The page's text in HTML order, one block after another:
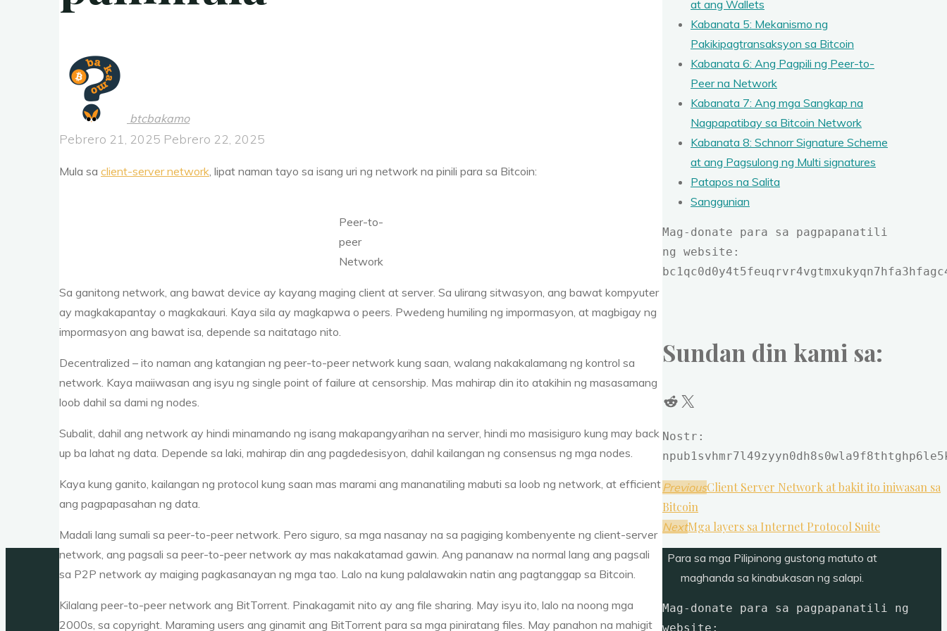
btcbakamo
Pebrero 21, 2025 Pebrero 22, 2025
Mula sa client-server network , lipat naman tayo sa isang uri ng network na pinili para sa Bitcoin:
Peer-to-
peer
Network
Sa ganitong network, ang bawat device ay kayang maging client at server. Sa ulirang sitwasyon, ang bawat kompyuter
ay magkakapantay o magkakauri. Kaya sila ay magkapwa o peers. Pwedeng humiling ng impormasyon, at magbigay ng
impormasyon ang bawat isa, depende sa naitatago nito.
Decentralized – ito naman ang katangian ng peer-to-peer network kung saan, walang nakakalamang ng kontrol sa
network. Kaya maiiwasan ang isyu ng single point of failure at censorship. Mas mahirap din ito atakihin ng masasamang
loob dahil sa dami ng nodes.
Subalit, dahil ang network ay hindi minamando ng isang makapangyarihan na server, hindi mo masisiguro kung may back
up ba lahat ng data. Depende sa laki, mahirap din ang pagdedesisyon, dahil kailangan ng consensus ng mga nodes.
Kaya kung ganito, kailangan ng protocol kung saan mas marami ang mananatiling mabuti sa loob ng network, at efficient
ang pagpapasahan ng data.
Madali lang sumali sa peer-to-peer network. Pero siguro, sa mga nasanay na sa pagiging kombenyente ng client-server
network, ang pagsali sa peer-to-peer network ay mas nakakatamad gawin. Ang pananaw na normal lang ang pagsali
sa P2P network ay maiging pagkasanayan ng mga tao. Lalo na kung palalawakin natin ang pagtanggap sa Bitcoin.
Kilalang peer-to-peer network ang BitTorrent. Pinakagamit nito ay ang file sharing. May isyu ito, lalo na noong mga
2000s, sa copyright. Maraming users ang ginamit ang BitTorrent para sa mga piniratang files. May panahon na mahigit
at ang Wallets
Kabanata 5: Mekanismo ng
Pakikipagtransaksyon sa Bitcoin
Kabanata 6: Ang Pagpili ng Peer-to-
Peer na Network
Kabanata 7: Ang mga Sangkap na
Nagpapatibay sa Bitcoin Network
Kabanata 8: Schnorr Signature Scheme
at ang Pagsulong ng Multi signatures
Patapos na Salita
Sanggunian
Mag-donate para sa pagpapanatili
ng website:
Sundan din kami sa:
Reddit
X
Nostr:
PreviousClient Server Network at bakit ito iniwasan sa
Bitcoin
NextMga layers sa Internet Protocol Suite
Para sa mga Pilipinong gustong matuto at
maghanda sa kinabukasan ng salapi.
Mag-donate para sa pagpapanatili ng
website: